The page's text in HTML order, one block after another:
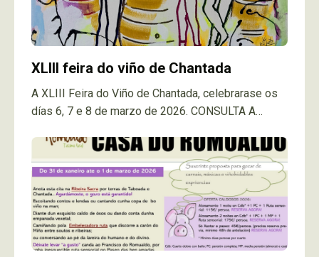
XLIII feira do viño de Chantada
A XLIII Feira do Viño de Chantada, celebrarase os
días 6, 7 e 8 de marzo de 2026. CONSULTA A